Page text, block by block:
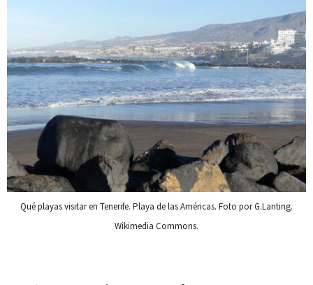
Qué playas visitar en Tenerife. Playa de las Américas. Foto por G.Lanting.
Wikimedia Commons.